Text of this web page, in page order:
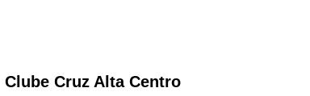
Cruz Alta Centro